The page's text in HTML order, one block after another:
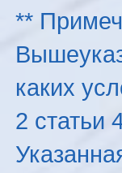
**
каких
2 статьи